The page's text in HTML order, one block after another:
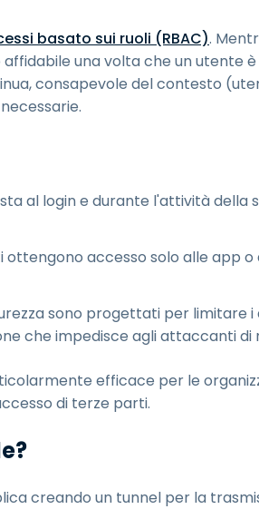
basato sui ruoli (RBAC).
una volta che un utente
consapevole del contesto
al login e durante l'attività della
ottengono accesso solo alle app
sono progettati per limitare i
che impedisce agli attaccanti di
efficace per le
di terze parti.
creando un tunnel per la